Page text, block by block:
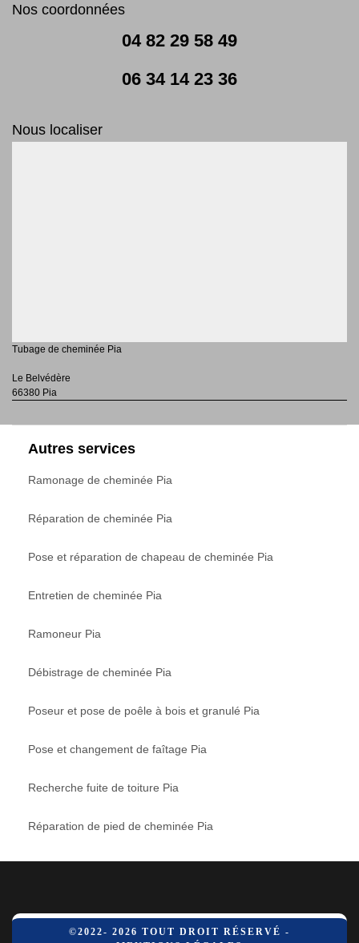
Nos coordonnées
04 82 29 58 49
06 34 14 23 36
Nous localiser
Tubage de cheminée Pia
Le Belvédère
66380 Pia
Autres services
Ramonage de cheminée Pia
Réparation de cheminée Pia
Pose et réparation de chapeau de cheminée Pia
Entretien de cheminée Pia
Ramoneur Pia
Débistrage de cheminée Pia
Poseur et pose de poêle à bois et granulé Pia
Pose et changement de faîtage Pia
Recherche fuite de toiture Pia
Réparation de pied de cheminée Pia
©2022- 2026 TOUT DROIT RÉSERVÉ -